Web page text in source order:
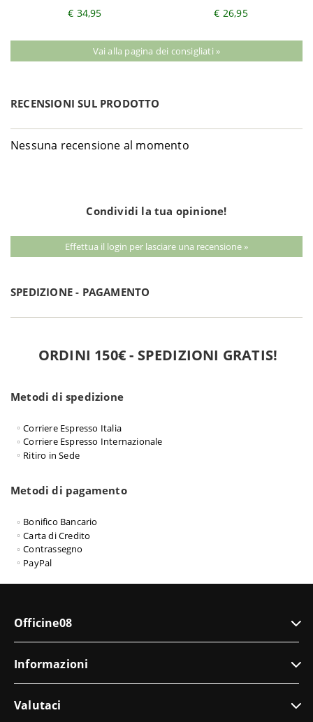
€ 34,95 € 26,95
Vai alla pagina dei consigliati »
RECENSIONI SUL PRODOTTO
Nessuna recensione al momento
Condividi la tua opinione!
Effettua il login per lasciare una recensione »
SPEDIZIONE - PAGAMENTO
ORDINI 150€ - SPEDIZIONI GRATIS!
Metodi di spedizione
Corriere Espresso Italia
Corriere Espresso Internazionale
Ritiro in Sede
Metodi di pagamento
Bonifico Bancario
Carta di Credito
Contrassegno
PayPal
Officine08
Informazioni
Valutaci